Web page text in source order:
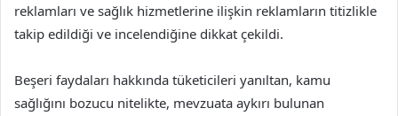
reklamları ve sağlık hizmetlerine ilişkin reklamların titizlikle
takip edildiği ve incelendiğine dikkat çekildi.
Beşeri faydaları hakkında tüketicileri yanıltan, kamu
sağlığını bozucu nitelikte, mevzuata aykırı bulunan